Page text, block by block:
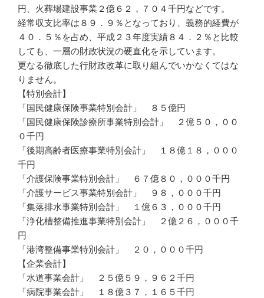
円、火葬場建設事業２億６２，７０４千円などです。
経常収支比率は８９．９％となっており、義務的経費が
４０．５％を占め、平成２３年度実績８４．２％と比較
しても、一層の財政状況の硬直化を示しています。
更なる徹底した行財政改革に取り組んでいかなくてはな
りません。
【特別会計】
「国民健康保険事業特別会計」 ８５億円
「国民健康保険診療所事業特別会計」 ２億５０，００
０千円
「後期高齢者医療事業特別会計」 １８億１８，０００
千円
「介護保険事業特別会計」 ６７億８０，０００千円
「介護サービス事業特別会計」 ９８，０００千円
「集落排水事業特別会計」 １億６３，０００千円
「浄化槽整備推進事業特別会計」 ２億２６，０００千
円
「港湾整備事業特別会計」 ２０，０００千円
【企業会計】
「水道事業会計」 ２５億５９，９６２千円
「病院事業会計」 １８億３７，１６５千円